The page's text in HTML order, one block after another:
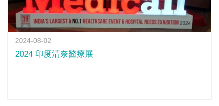
2024-08-02
2024 印度清奈醫療展